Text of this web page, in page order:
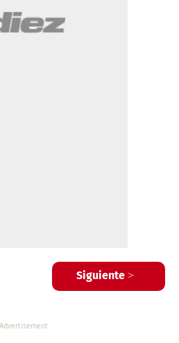
Siguiente >